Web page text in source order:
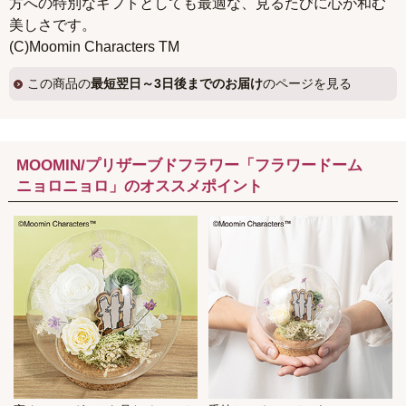
方への特別なギフトとしても最適な、見るたびに心が和む
美しさです。
(C)Moomin Characters TM
この商品の最短翌日～3日後までのお届けのページを見る
MOOMIN/プリザーブドフラワー「フラワードーム
ニョロニョロ」のオススメポイント